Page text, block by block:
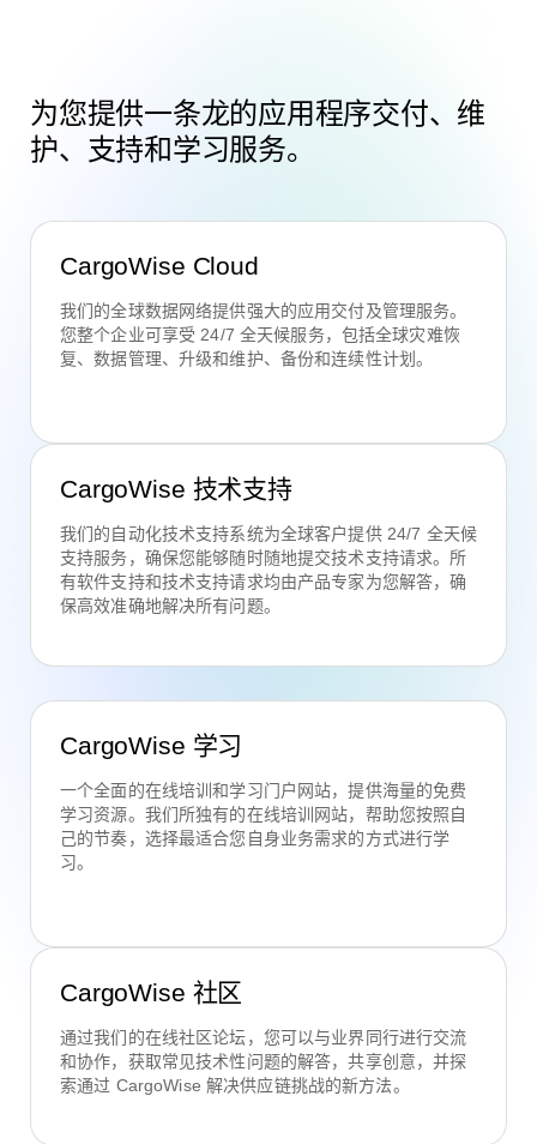
为您提供一条龙的应用程序交付、维
护、支持和学习服务。
CargoWise Cloud
我们的全球数据网络提供强大的应用交付及管理服务。
您整个企业可享受 24/7 全天候服务，包括全球灾难恢
复、数据管理、升级和维护、备份和连续性计划。
CargoWise 技术支持
我们的自动化技术支持系统为全球客户提供 24/7 全天候
支持服务，确保您能够随时随地提交技术支持请求。所
有软件支持和技术支持请求均由产品专家为您解答，确
保高效准确地解决所有问题。
CargoWise 学习
一个全面的在线培训和学习门户网站，提供海量的免费
学习资源。我们所独有的在线培训网站，帮助您按照自
己的节奏，选择最适合您自身业务需求的方式进行学
习。
CargoWise 社区
通过我们的在线社区论坛，您可以与业界同行进行交流
和协作，获取常见技术性问题的解答，共享创意，并探
索通过 CargoWise 解决供应链挑战的新方法。